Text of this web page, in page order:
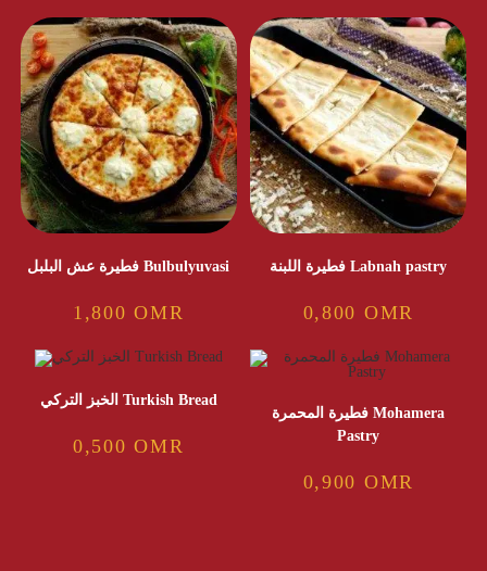
فطيرة عش البلبل Bulbulyuvasi
1,800OMR
فطيرة اللبنة Labnah pastry
0,800 OMR
الخبز التركي Turkish Bread
0,500OMR
فطيرة المحمرة Mohamera
Pastry
0,900 OMR